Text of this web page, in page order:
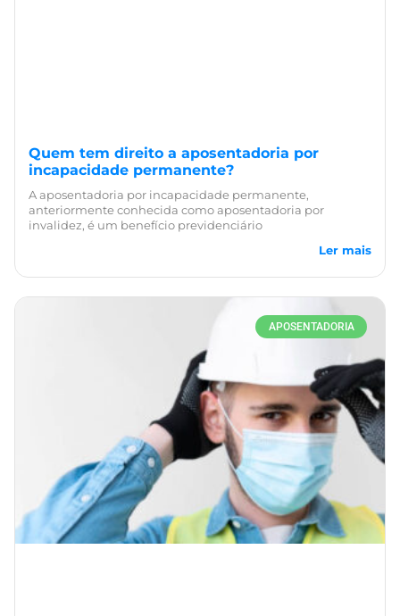
Quem tem direito a aposentadoria por
incapacidade permanente?
A aposentadoria por incapacidade permanente,
anteriormente conhecida como aposentadoria por
invalidez, é um benefício previdenciário
Ler mais
APOSENTADORIA